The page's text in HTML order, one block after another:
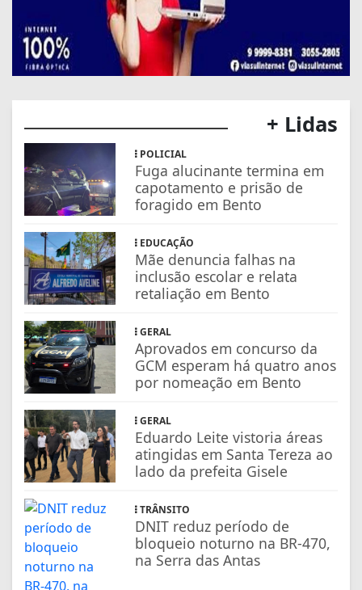
+ Lidas
POLICIAL
Fuga alucinante termina em
capotamento e prisão de
foragido em Bento
EDUCAÇÃO
Mãe denuncia falhas na
inclusão escolar e relata
retaliação em Bento
GERAL
Aprovados em concurso da
GCM esperam há quatro anos
por nomeação em Bento
GERAL
Eduardo Leite vistoria áreas
atingidas em Santa Tereza ao
lado da prefeita Gisele
TRÂNSITO
DNIT reduz período de
bloqueio noturno na BR-470,
na Serra das Antas